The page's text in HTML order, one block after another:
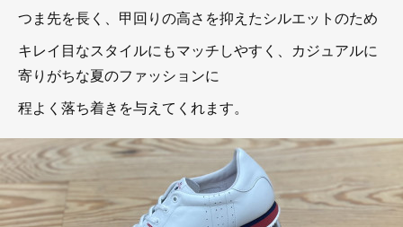
つま先を長く、甲回りの高さを抑えたシルエットのため
キレイ目なスタイルにもマッチしやすく、カジュアルに
寄りがちな夏のファッションに
程よく落ち着きを与えてくれます。